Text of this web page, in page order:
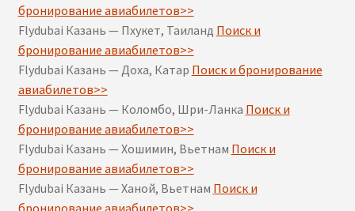
бронирование авиабилетов>>
Flydubai Казань — Пхукет, Таиланд Поиск и
бронирование авиабилетов>>
Flydubai Казань — Доха, Катар Поиск и бронирование
авиабилетов>>
Flydubai Казань — Коломбо, Шри-Ланка Поиск и
бронирование авиабилетов>>
Flydubai Казань — Хошимин, Вьетнам Поиск и
бронирование авиабилетов>>
Flydubai Казань — Ханой, Вьетнам Поиск и